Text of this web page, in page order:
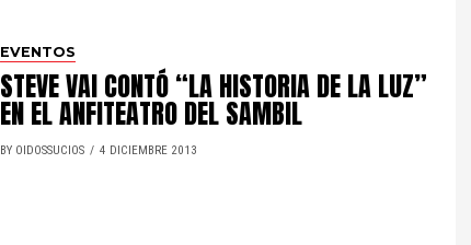
EVENTOS
STEVE VAI CONTÓ “LA HISTORIA DE LA LUZ”
EN EL ANFITEATRO DEL SAMBIL
BY OIDOSSUCIOS 4 DICIEMBRE 2013